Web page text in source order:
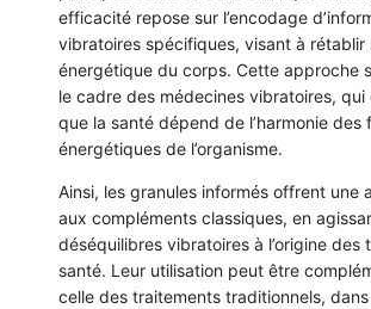
efficacité repose sur l’encodage
vibratoires spécifiques, visant à rétablir
énergétique du corps. Cette approche
le cadre des médecines vibratoires, qui
que la santé dépend de l’harmonie des
énergétiques de l’organisme.
Ainsi, les granules informés offrent une
aux compléments classiques, en
déséquilibres vibratoires à l’origine des
santé. Leur utilisation peut être
celle des traitements traditionnels,